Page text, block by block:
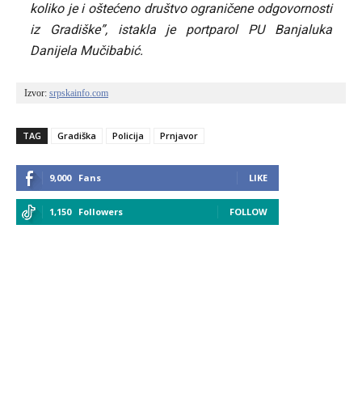
koliko je i oštećeno društvo ograničene odgovornosti
iz Gradiške”, istakla je portparol PU Banjaluka
Danijela Mučibabić.
Izvor: srpskainfo.com
TAG Gradiška Policija Prnjavor
9,000 Fans LIKE
1,150 Followers FOLLOW